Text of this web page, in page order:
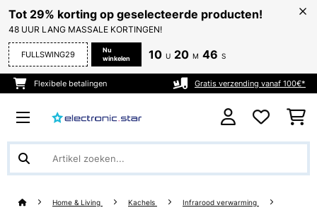
Tot 29% korting op geselecteerde producten!
48 UUR LANG MASSALE KORTINGEN!
FULLSWING29
Nu
winkelen
10 U 20 M 45 S
Flexibele betalingen Gratis verzending vanaf 100€*
Home & Living Kachels Infrarood verwarming